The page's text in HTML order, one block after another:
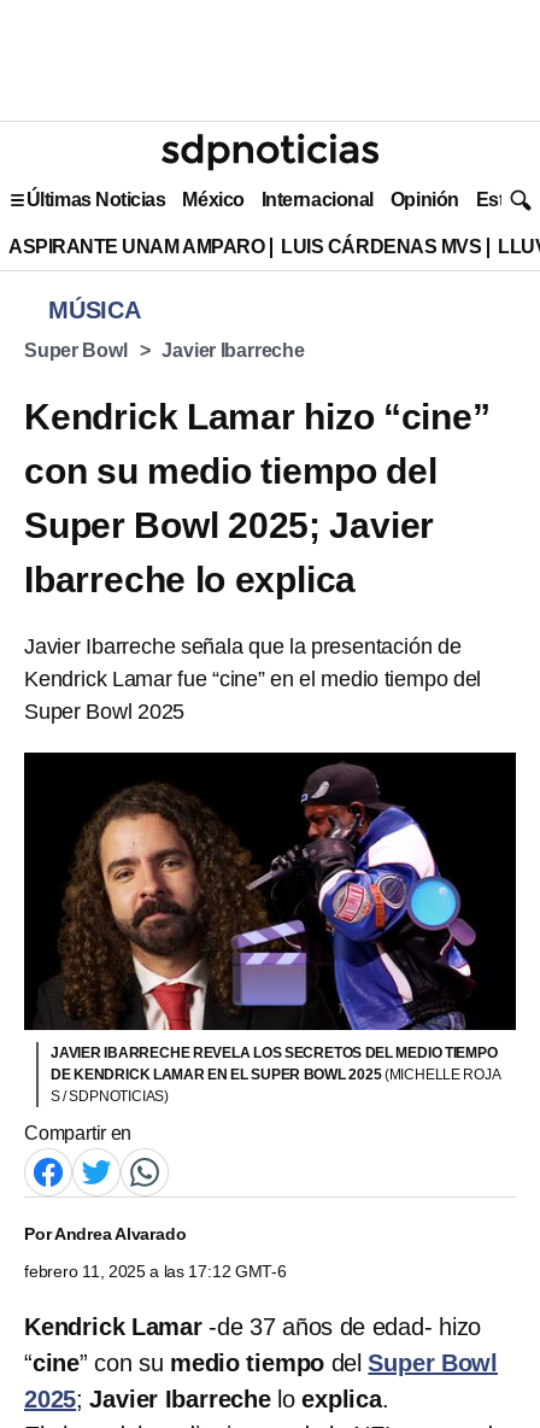
Últimas Noticias México Internacional Opinión Estilo
ASPIRANTE UNAM AMPARO LUIS CÁRDENAS MVS
MÚSICA
Super Bowl Javier Ibarreche
Kendrick Lamar hizo “cine”
con su medio tiempo del
Super Bowl 2025; Javier
Ibarreche lo explica
Javier Ibarreche señala que la presentación de
Kendrick Lamar fue “cine” en el medio tiempo del
Super Bowl 2025
JAVIER IBARRECHE REVELA LOS SECRETOS DEL MEDIO TIEMPO
DE KENDRICK LAMAR EN EL SUPER BOWL 2025(MICHELLE ROJA
S / SDPNOTICIAS)
Compartir en
PorAndrea Alvarado
febrero 11, 2025 a las 17:12 GMT-6
Kendrick Lamar-de 37 años de edad- hizo
“cine” con su medio tiempo delSuper Bowl
2025;Javier Ibarrecheloexplica.